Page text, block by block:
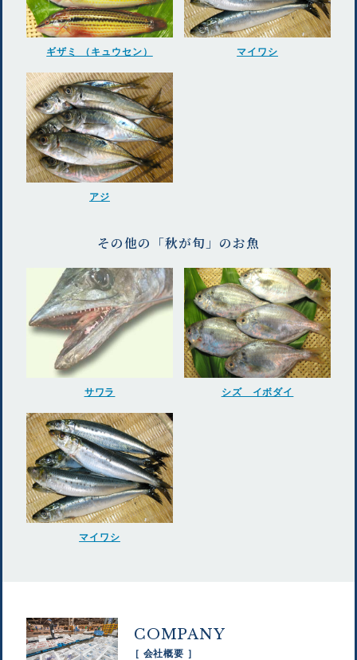
ギザミ （キュウセン） マイワシ
アジ
その他の「秋が旬」のお魚
サワラ シズ イボダイ
マイワシ
COMPANY
［ 会社概要 ］